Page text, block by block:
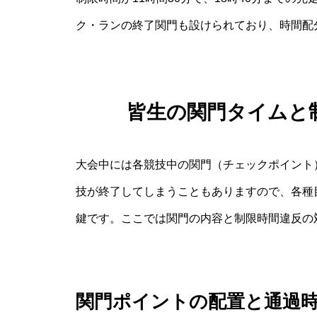
ク・ランの終了関門も設けられており、時間
皆生の関門タイムと
大会中には各競技中の関門（チェックポイン
技が終了してしまうこともありますので、各
鍵です。ここでは関門の内容と制限時間違反
関門ポイントの配置と通過